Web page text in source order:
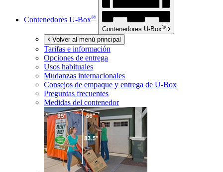
Contenedores U-Box®
Contenedores U-Box®
Volver al menú principal
Tarifas e información
Opciones de entrega
Usos habituales
Mudanzas internacionales
Consejos de empaque y entrega de U-Box
Preguntas frecuentes
Medidas del contenedor